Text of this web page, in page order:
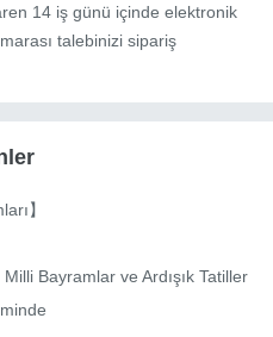
14 iş günü içinde elektronik
talebinizi sipariş
】
Bayramlar ve Ardışık Tatiller